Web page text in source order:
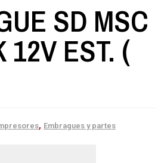
SD MSC
12V EST. (
, Embragues y partes